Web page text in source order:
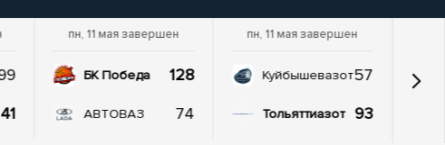
пн, 11 мая завершен
БК Победа 128
АВТОВАЗ 74
пн, 11 мая завершен
Куйбышевазот57
Тольяттиазот 93